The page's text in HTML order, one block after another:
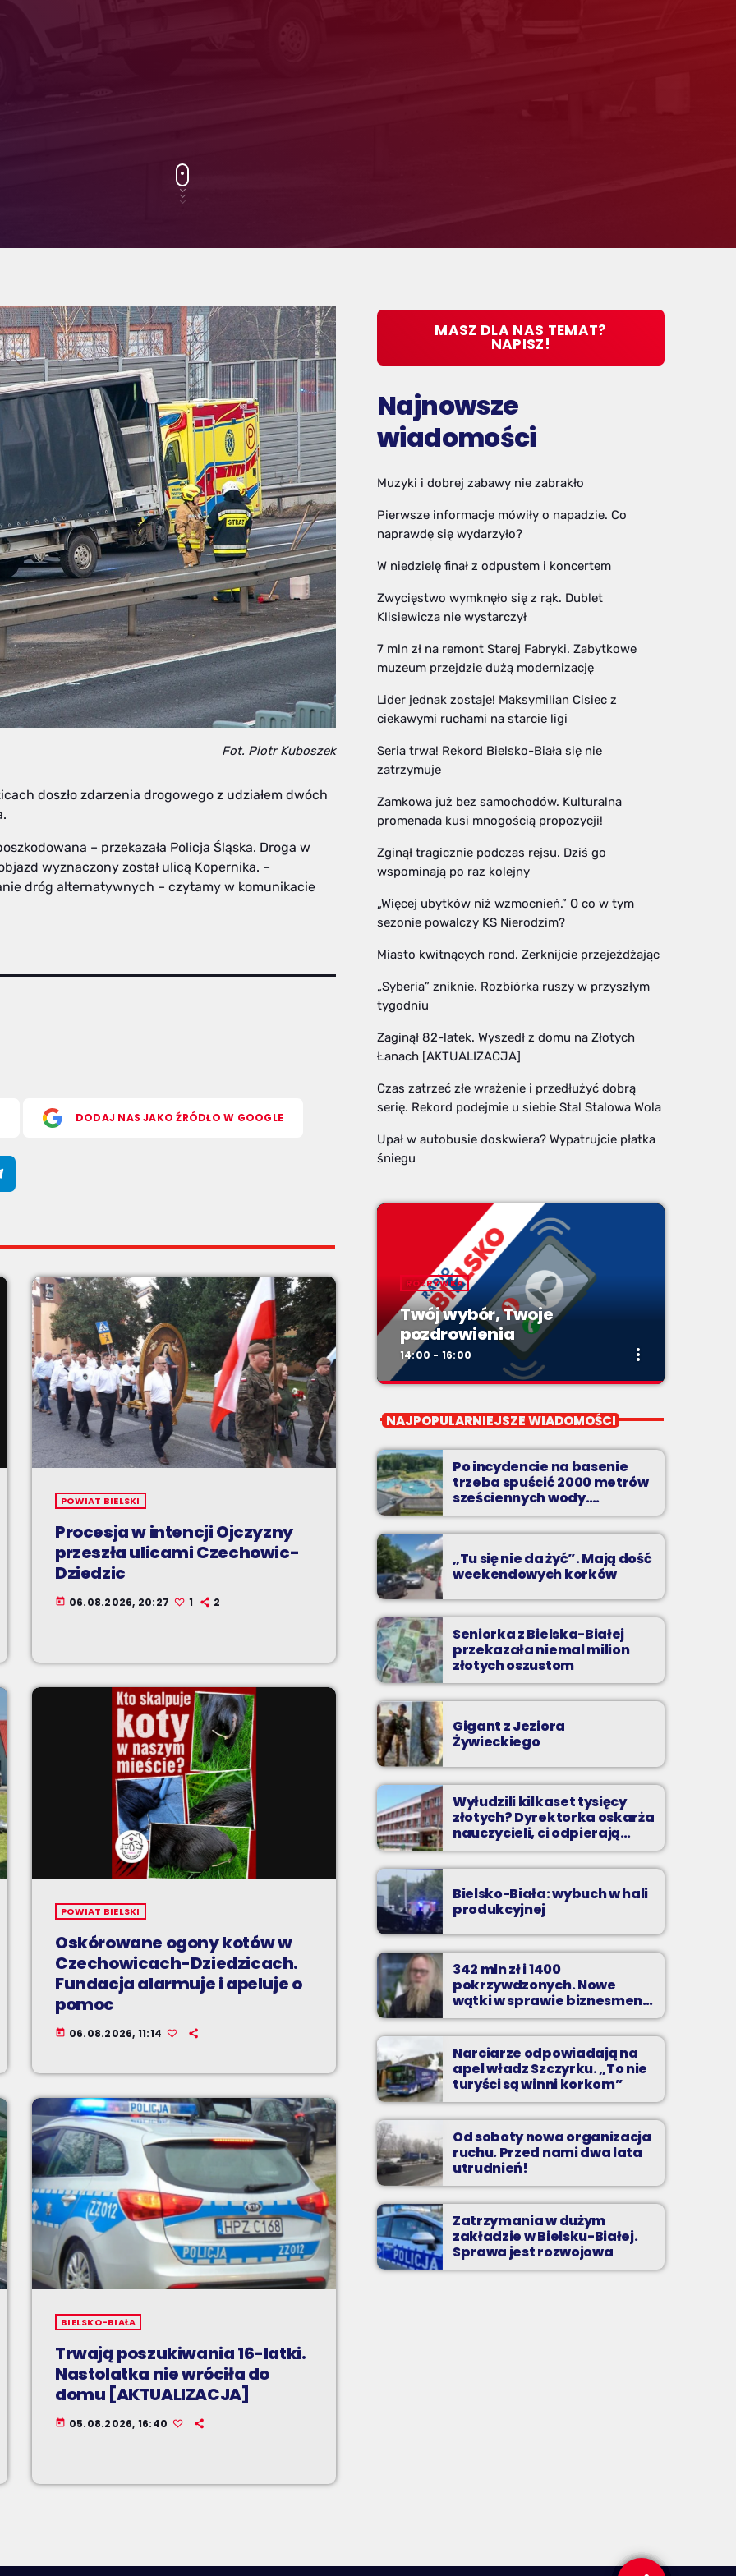
Fot. Piotr Kuboszek
doszło zdarzenia drogowego z udziałem dwóch
– przekazała Policja Śląska. Droga w
wyznaczony został ulicą Kopernika. –
dróg alternatywnych – czytamy w komunikacie
DODAJ NAS JAKO ŹRÓDŁO W GOOGLE
POWIAT BIELSKI
Procesja w intencji Ojczyzny
przeszła ulicami Czechowic-
Dziedzic
today 06.08.2026, 20:27 1 2
POWIAT BIELSKI
Oskórowane ogony kotów w
Czechowicach-Dziedzicach.
Fundacja alarmuje i apeluje o
pomoc
today 06.08.2026, 11:14
BIELSKO-BIAŁA
Trwają poszukiwania 16-latki.
Nastolatka nie wróciła do
domu [AKTUALIZACJA]
today 05.08.2026, 16:40
MASZ DLA NAS TEMAT?
NAPISZ!
Najnowsze
wiadomości
Muzyki i dobrej zabawy nie zabrakło
Pierwsze informacje mówiły o napadzie. Co
naprawdę się wydarzyło?
W niedzielę finał z odpustem i koncertem
Zwycięstwo wymknęło się z rąk. Dublet
Klisiewicza nie wystarczył
7 mln zł na remont Starej Fabryki. Zabytkowe
muzeum przejdzie dużą modernizację
Lider jednak zostaje! Maksymilian Cisiec z
ciekawymi ruchami na starcie ligi
Seria trwa! Rekord Bielsko-Biała się nie
zatrzymuje
Zamkowa już bez samochodów. Kulturalna
promenada kusi mnogością propozycji!
Zginął tragicznie podczas rejsu. Dziś go
wspominają po raz kolejny
„Więcej ubytków niż wzmocnień.” O co w tym
sezonie powalczy KS Nierodzim?
Miasto kwitnących rond. Zerknijcie przejeżdżając
„Syberia” zniknie. Rozbiórka ruszy w przyszłym
tygodniu
Zaginął 82-latek. Wyszedł z domu na Złotych
Łanach [AKTUALIZACJA]
Czas zatrzeć złe wrażenie i przedłużyć dobrą
serię. Rekord podejmie u siebie Stal Stalowa Wola
Upał w autobusie doskwiera? Wypatrujcie płatka
śniegu
ROZRYWKA
Twój wybór, Twoje
pozdrowienia
14:00 - 16:00 more_vert
Twój wybór, Twoje
Niedziele od 14 do 16
Zadzwoń do nas, wybierz jedną z dwóch
muzycznych propozycji i pozdrów bliskich na
żywo w Radiu BIELSKO.
NAJPOPULARNIEJSZE WIADOMOŚCI
Po incydencie na basenie
trzeba spuścić 2000 metrów
sześciennych wody.
„Ogromne koszty i ogromna
praca”
„Tu się nie da żyć”. Mają dość
weekendowych korków
Seniorka z Bielska-Białej
przekazała niemal milion
złotych oszustom
Gigant z Jeziora
Żywieckiego
Wyłudzili kilkaset tysięcy
złotych? Dyrektorka oskarża
nauczycieli, ci odpierają
zarzuty
Bielsko-Biała: wybuch w hali
produkcyjnej
342 mln zł i 1400
pokrzywdzonych. Nowe
wątki w sprawie biznesmena
z Bielska-Białej
Narciarze odpowiadają na
apel władz Szczyrku. „To nie
turyści są winni korkom”
Od soboty nowa organizacja
ruchu. Przed nami dwa lata
utrudnień!
Zatrzymania w dużym
zakładzie w Bielsku-Białej.
Sprawa jest rozwojowa